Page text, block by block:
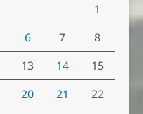
1
6 7
8
13 14
15
20 21
22